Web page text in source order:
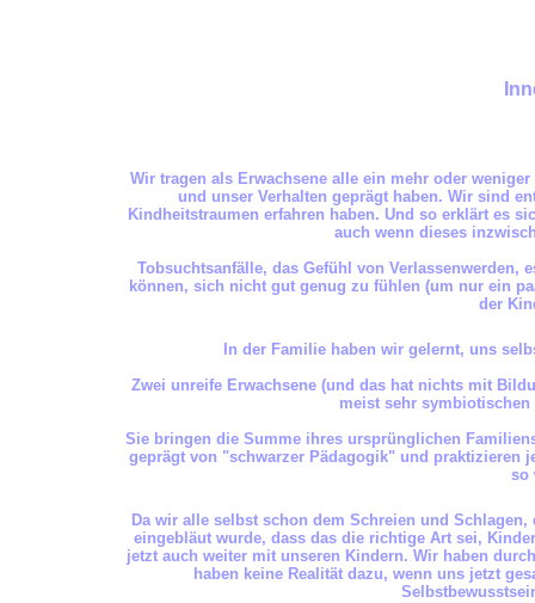
Wir tragen als Erwachsene alle ein mehr oder
und unser Verhalten geprägt haben. Wir sind
Kindheitstraumen erfahren haben. Und so erklärt es
auch wenn dieses
Tobsuchtsanfälle, das Gefühl von Verlassenwerden,
können, sich nicht gut genug zu fühlen (um nur ein
der
In der Familie haben wir gelernt, uns
Zwei unreife Erwachsene (und das hat nichts mit
meist sehr
Sie bringen die Summe ihres ursprünglichen
geprägt von "schwarzer Pädagogik" und praktizieren
so
Da wir alle selbst schon dem Schreien und
eingebläut wurde, dass das die richtige Art sei,
jetzt auch weiter mit unseren Kindern. Wir haben
haben keine Realität dazu, wenn uns jetzt